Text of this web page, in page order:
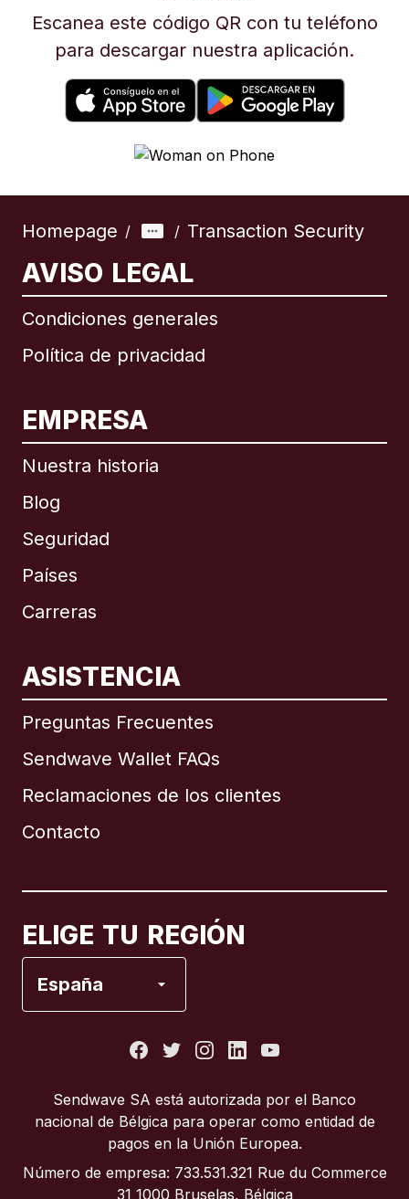
Escanea este código QR con tu teléfono
para descargar nuestra aplicación.
Homepage / / Transaction Security
AVISO LEGAL
Condiciones generales
Política de privacidad
EMPRESA
Nuestra historia
Blog
Seguridad
Países
Carreras
ASISTENCIA
Preguntas Frecuentes
Sendwave Wallet FAQs
Reclamaciones de los clientes
Contacto
ELIGE TU REGIÓN
España
Internacional English
Brasil
Italia
Portugal
Sendwave SA está autorizada por el Banco
nacional de Bélgica para operar como entidad de
pagos en la Unión Europea.
Número de empresa: 733.531.321 Rue du Commerce
31 1000 Bruselas, Bélgica